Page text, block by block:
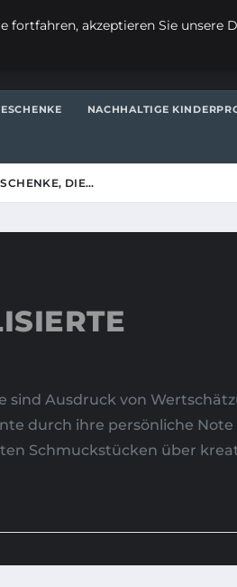
NACHHALTIGE
DIE…
sind Ausdruck von
durch ihre persönliche
Schmuckstücken über
fortfahren, akzeptieren Sie unsere